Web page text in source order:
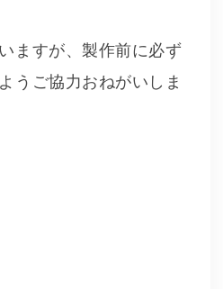
ますが、製作前に必ず
うご協力おねがいしま